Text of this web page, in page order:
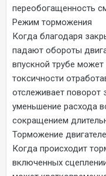
переобогащенность
Режим торможения
Когда благодаря
падают обороты
впускной трубе
токсичности
отслеживает поворот
уменьшение расхода
сокращением
Торможение
Когда происходит
включенных